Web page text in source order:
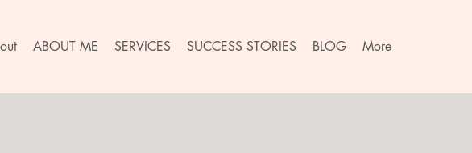
ABOUT ME SERVICES SUCCESS STORIES BLOG More